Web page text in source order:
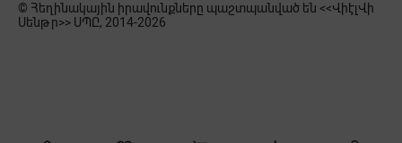
© Հեղինակային իրավունքները պաշտպանված են <<ՎիէլՎի
Սենթր>> ՍՊԸ, 2014-2026